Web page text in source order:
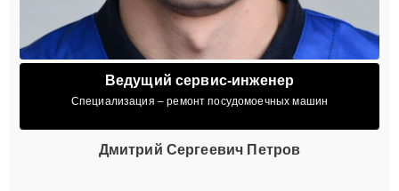
Ведущий сервис-инженер
Специализация – ремонт посудомоечных машин
Дмитрий Сергеевич Петров